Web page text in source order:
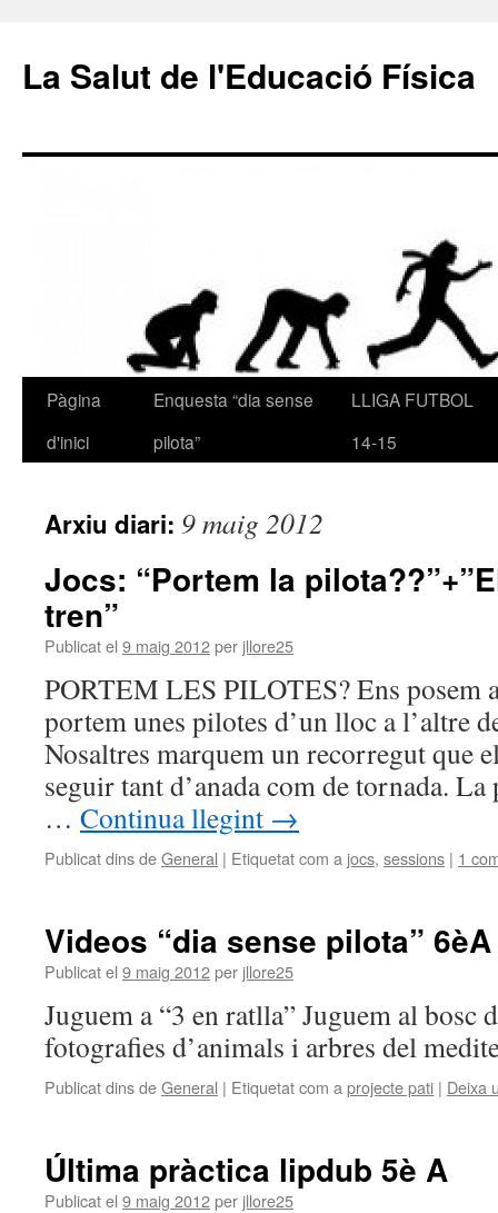
La Salut de l'Educació Física
Vés
Pàgina
d'inici
Enquesta “dia sense
pilota”
LLIGA FUTBOL
14-15
Arxiu diari: 9 maig 2012
Jocs: “Portem la
tren”
Publicat el 9 maig 2012per jllore25
PORTEM LES PILOTES? Ens posem
portem unes pilotes d’un lloc a l’altre
Nosaltres marquem un recorregut que
seguir tant d’anada com de tornada.
… Continua llegint →
Publicat dins deGeneral | Etiquetat com a jocs, sessions | 1
Videos “dia sense pilota” 6èA
Publicat el 9 maig 2012per jllore25
Juguem a “3 en ratlla” Juguem al bosc
fotografies d’animals i arbres del
Publicat dins deGeneral | Etiquetat com a projecte pati | Deixa
Última pràctica lipdub 5è A
Publicat el 9 maig 2012per jllore25